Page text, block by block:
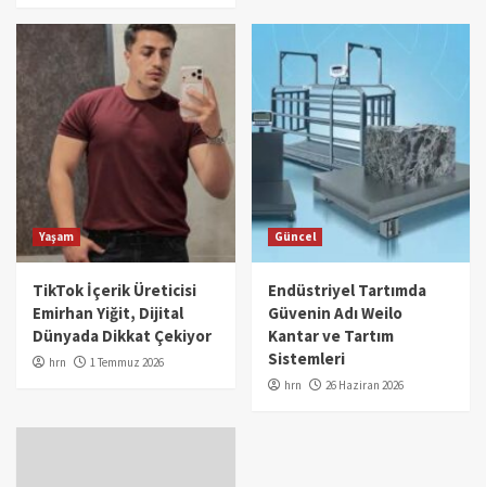
Yaşam
TikTok İçerik Üreticisi
Emirhan Yiğit, Dijital
Dünyada Dikkat Çekiyor
hrn 1 Temmuz 2026
Güncel
Endüstriyel Tartımda
Güvenin Adı Weilo
Kantar ve Tartım
Sistemleri
hrn 26 Haziran 2026